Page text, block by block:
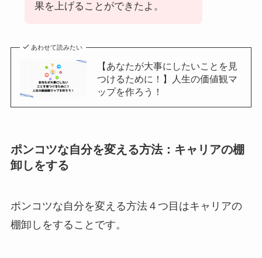
果を上げることができたよ。
あわせて読みたい
【あなたが大事にしたいことを見
つけるために！】人生の価値観マ
ップを作ろう！
ポンコツな自分を変える方法：キャリアの棚
卸しをする
ポンコツな自分を変える方法４つ目はキャリアの
棚卸しをすることです。